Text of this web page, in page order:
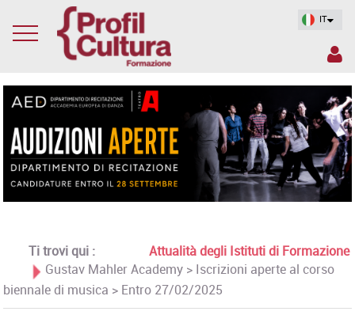
IT
Ti trovi qui :
Attualità degli Istituti di Formazione
Gustav Mahler Academy > Iscrizioni aperte al corso
biennale di musica > Entro 27/02/2025